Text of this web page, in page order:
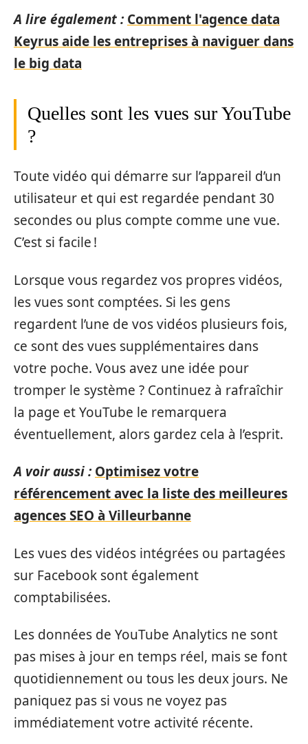
A lire également : Comment l'agence data
Keyrus aide les entreprises à naviguer dans
le big data
Quelles sont les vues sur YouTube
?
Toute vidéo qui démarre sur l’appareil d’un
utilisateur et qui est regardée pendant 30
secondes ou plus compte comme une vue.
C’est si facile !
Lorsque vous regardez vos propres vidéos,
les vues sont comptées. Si les gens
regardent l’une de vos vidéos plusieurs fois,
ce sont des vues supplémentaires dans
votre poche. Vous avez une idée pour
tromper le système ? Continuez à rafraîchir
la page et YouTube le remarquera
éventuellement, alors gardez cela à l’esprit.
A voir aussi : Optimisez votre
référencement avec la liste des meilleures
agences SEO à Villeurbanne
Les vues des vidéos intégrées ou partagées
sur Facebook sont également
comptabilisées.
Les données de YouTube Analytics ne sont
pas mises à jour en temps réel, mais se font
quotidiennement ou tous les deux jours. Ne
paniquez pas si vous ne voyez pas
immédiatement votre activité récente.